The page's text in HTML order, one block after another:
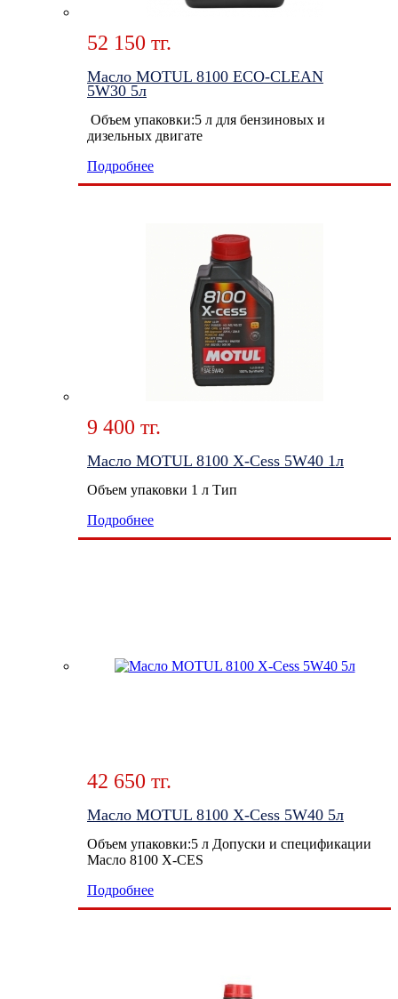
52 150 тг.
Масло MOTUL 8100 ECO-CLEAN
5W30 5л
Объем упаковки:5 л для бензиновых и
дизельных двигате
Подробнее
9 400 тг.
Масло MOTUL 8100 X-Cess 5W40 1л
Объем упаковки 1 л Тип
Подробнее
42 650 тг.
Масло MOTUL 8100 X-Cess 5W40 5л
Объем упаковки:5 л Допуски и спецификации
Масло 8100 X-CES
Подробнее